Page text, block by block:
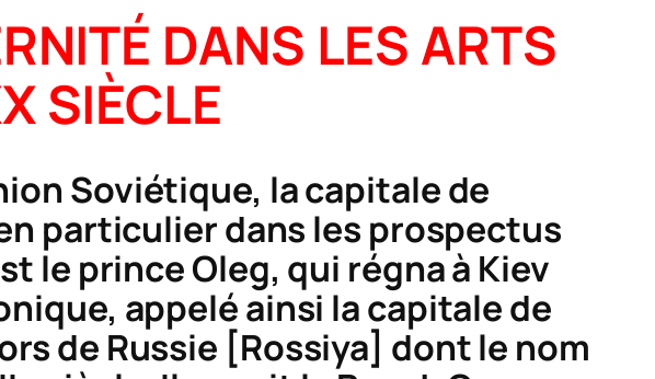
DANS LES ARTS
SIÈCLE
Soviétique, la capitale de
particulier dans les prospectus
le prince Oleg, qui régna à Kiev
appelé ainsi la capitale de
de Russie [Rossiya] dont le nom